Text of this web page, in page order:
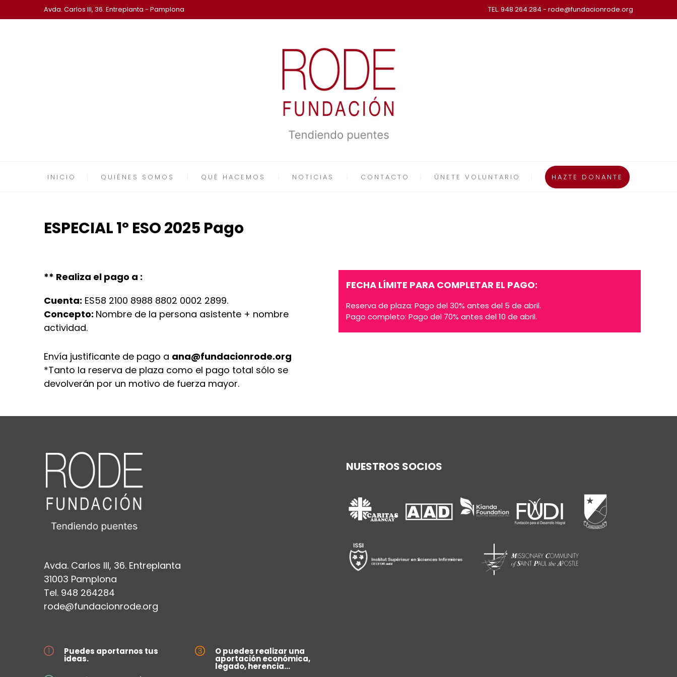
Avda. Carlos III, 36. Entreplanta - Pamplona TEL. 948 264 284 - rode@fundacionrode.org
INICIO QUIÉNES SOMOS QUÉ HACEMOS NOTICIAS CONTACTO ÚNETE VOLUNTARIO HAZTE DONANTE
ESPECIAL 1º ESO 2025 Pago
** Realiza el pago a :
Cuenta: ES58 2100 8988 8802 0002 2899.
Concepto: Nombre de la persona asistente + nombre
actividad.
Envía justificante de pago a ana@fundacionrode.org
*Tanto la reserva de plaza como el pago total sólo se
devolverán por un motivo de fuerza mayor.
FECHA LÍMITE PARA COMPLETAR EL PAGO:
Reserva de plaza: Pago del 30% antes del 5 de abril.
Pago completo: Pago del 70% antes del 10 de abril.
Avda. Carlos III, 36. Entreplanta
31003 Pamplona
Tel. 948 264284
rode@fundacionrode.org
Puedes aportarnos tus
ideas.
O puedes realizar una
aportación económica,
legado, herencia...
NUESTROS SOCIOS